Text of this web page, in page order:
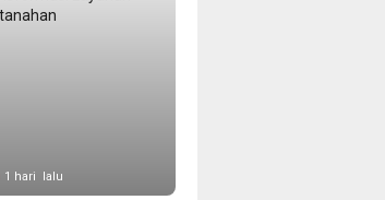
1 hari lalu